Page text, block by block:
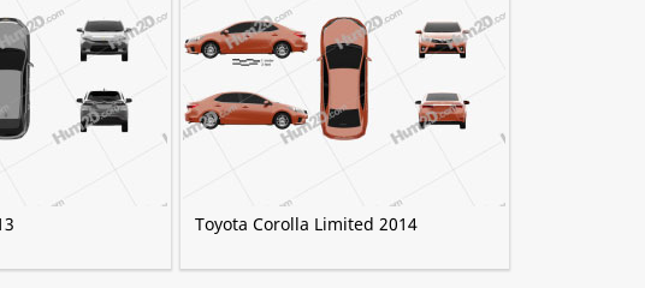
Toyota Corolla Limited 2014